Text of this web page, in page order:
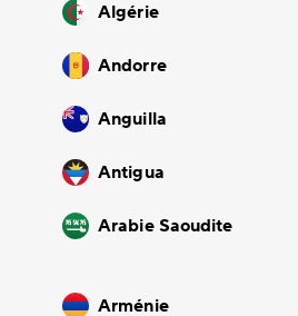
Algérie
Andorre
Anguilla
Antigua
Arabie Saoudite
Arménie